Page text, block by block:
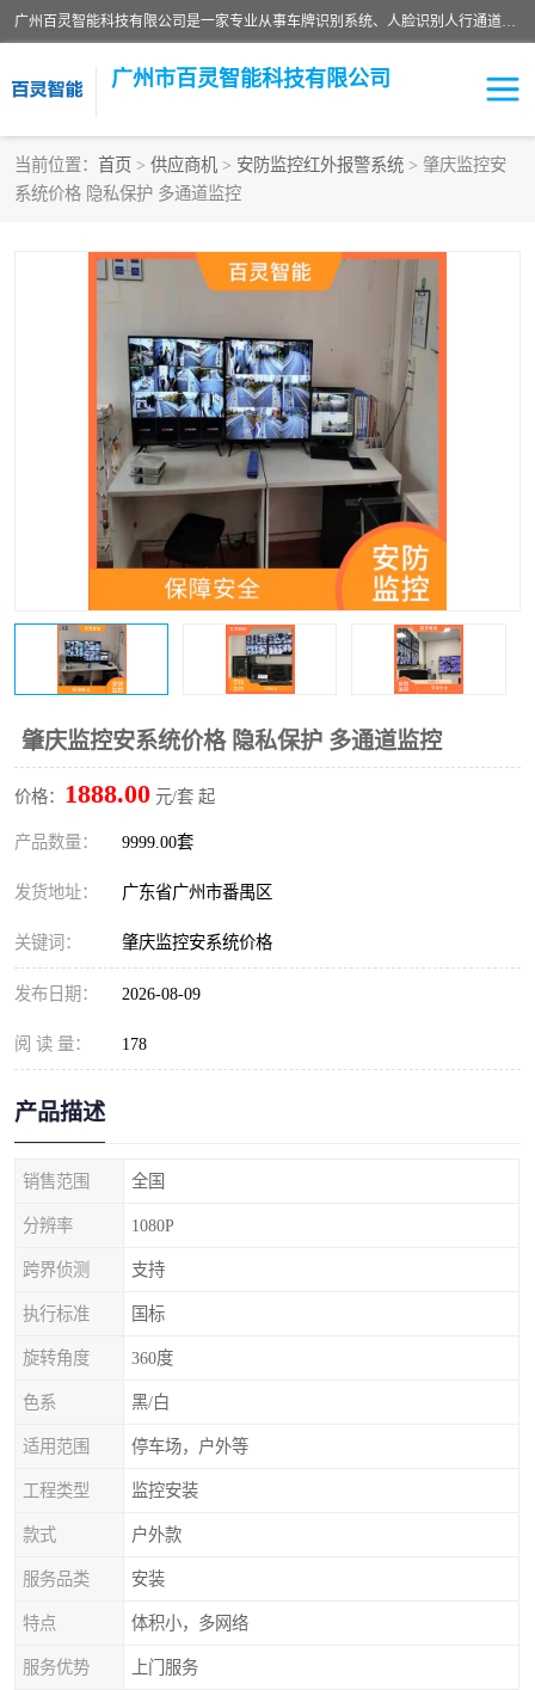
广州百灵智能科技有限公司是一家专业从事车牌识别系统、人脸识别人行通道、安防监控交通设施、停车场智能管理系统、停车场云平台、车牌识别一体机、自动道闸、通道设备、交通设施及交通划线等产品研发、生产和销售的高新技术企业。
广州市百灵智能科技有限公司
当前位置： 首页 > 供应商机 > 安防监控红外报警系统 > 肇庆监控安
系统价格 隐私保护 多通道监控
肇庆监控安系统价格 隐私保护 多通道监控
价格： 1888.00 元/套 起
产品数量： 9999.00套
发货地址： 广东省广州市番禺区
关键词： 肇庆监控安系统价格
发布日期： 2026-08-09
阅 读 量： 178
产品描述
销售范围 全国
分辨率 1080P
跨界侦测 支持
执行标准 国标
旋转角度 360度
色系 黑/白
适用范围 停车场，户外等
工程类型 监控安装
款式 户外款
服务品类 安装
特点 体积小，多网络
服务优势 上门服务
安防监控红外报警系统
人脸识别系统